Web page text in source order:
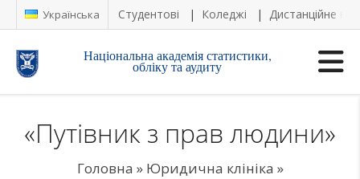
Українська Студентові Коледжі Дистанційне
Національна академія статистики,
обліку та аудиту
«Путівник з прав людини»
Головна » Юридична клініка »